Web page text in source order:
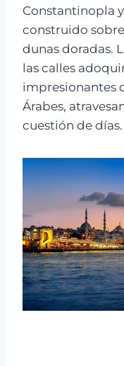
Constantinopla
construido
dunas doradas.
las calles
impresionantes
Árabes,
cuestión de días.